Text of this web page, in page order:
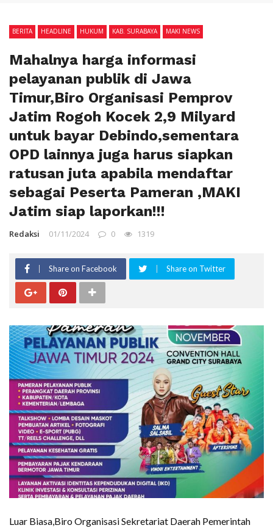
BERITA HEADLINE HUKUM KAB. SURABAYA MAKI NEWS
Mahalnya harga informasi
pelayanan publik di Jawa
Timur,Biro Organisasi Pemprov
Jatim Rogoh Kocek 2,9 Milyard
untuk bayar Debindo,sementara
OPD lainnya juga harus siapkan
ratusan juta apabila mendaftar
sebagai Peserta Pameran ,MAKI
Jatim siap laporkan!!!
Redaksi 01/11/2024 0 1319
Share on Facebook Share on Twitter
Luar Biasa,Biro Organisasi Sekretariat Daerah Pemerintah